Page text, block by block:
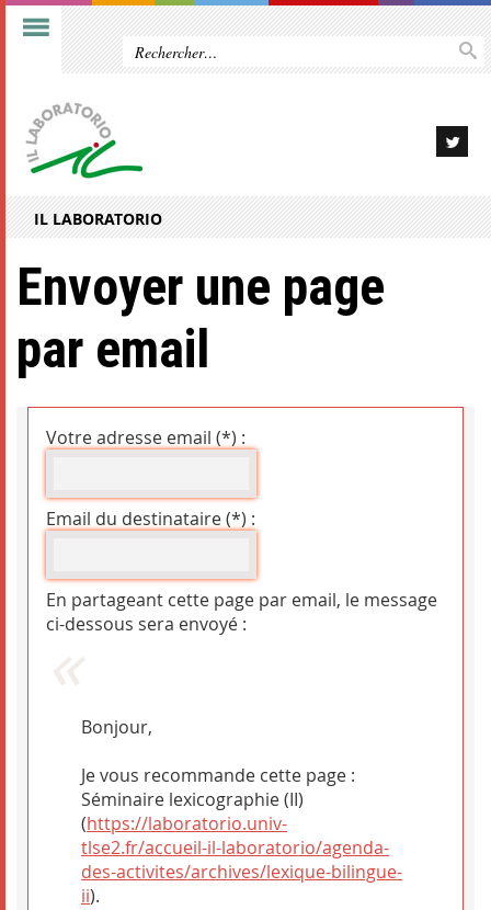
IL LABORATORIO
Envoyer une page
par email
Votre adresse email (*) :
Email du destinataire (*) :
En partageant cette page par email, le message
ci-dessous sera envoyé :
Bonjour,
Je vous recommande cette page :
Séminaire lexicographie (II)
(https://laboratorio.univ-
tlse2.fr/accueil-il-laboratorio/agenda-
des-activites/archives/lexique-bilingue-
ii).